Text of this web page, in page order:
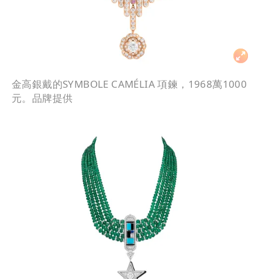
金高銀戴的SYMBOLE CAMÉLIA 項鍊，1968萬1000
元。品牌提供